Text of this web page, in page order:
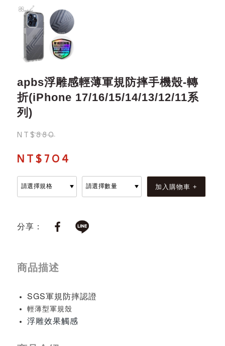
apbs浮雕感輕薄軍規防摔手機殼-轉
折(iPhone 17/16/15/14/13/12/11系
列)
NT$880
NT$704
分享：
商品描述
SGS軍規防摔認證
輕薄型軍規殼
浮雕效果觸感